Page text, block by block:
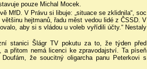
pouze Michal Mocek.
MfD. V Právu si libuje: „situace se zklidnila“, soc
hejtmanů, řadu měst vedou lidé z ČSSD. V
aby si s vládou u voleb vyřídili účty.“ Nestaly
stanici Šlágr TV pokutu za to, že týden před
a přitom nemá licenci ke zpravodajství. Ta píseň
že soucitný oligarcha panu Peterkovi s